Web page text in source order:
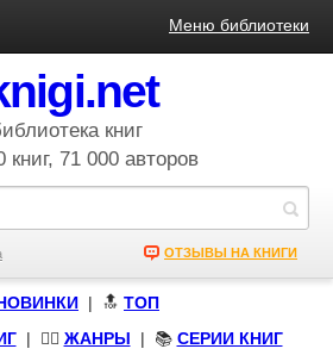
Меню библиотеки
книг
книг, 71 000 авторов
ОТЗЫВЫ НА КНИГИ
| 🔝 ТОП
| 🧝‍♀️ ЖАНРЫ | 📚 СЕРИИ КНИГ